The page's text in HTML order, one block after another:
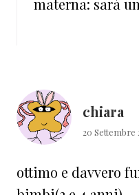
materna: sarà
chiara
20 Settembre
ottimo e davvero